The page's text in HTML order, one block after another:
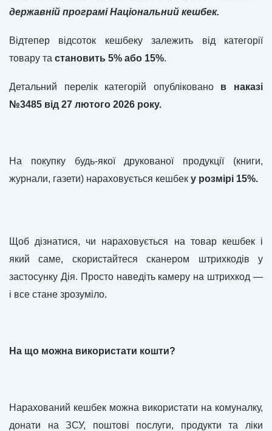
державній програмі Національний кешбек.
Відтепер відсоток кешбеку залежить від категорії
товару та становить 5% або 15%.
Детальний перелік категорій опубліковано в наказі
№3485 від 27 лютого 2026 року.
На покупку будь-якої друкованої продукції (книги,
журнали, газети) нараховується кешбек у розмірі 15%.
Щоб дізнатися, чи нараховується на товар кешбек і
який саме, скористайтеся сканером штрихкодів у
застосунку Дія. Просто наведіть камеру на штрихкод —
і все стане зрозуміло.
На що можна використати кошти?
Нарахований кешбек можна використати на комуналку,
донати на ЗСУ, поштові послуги, продукти та ліки